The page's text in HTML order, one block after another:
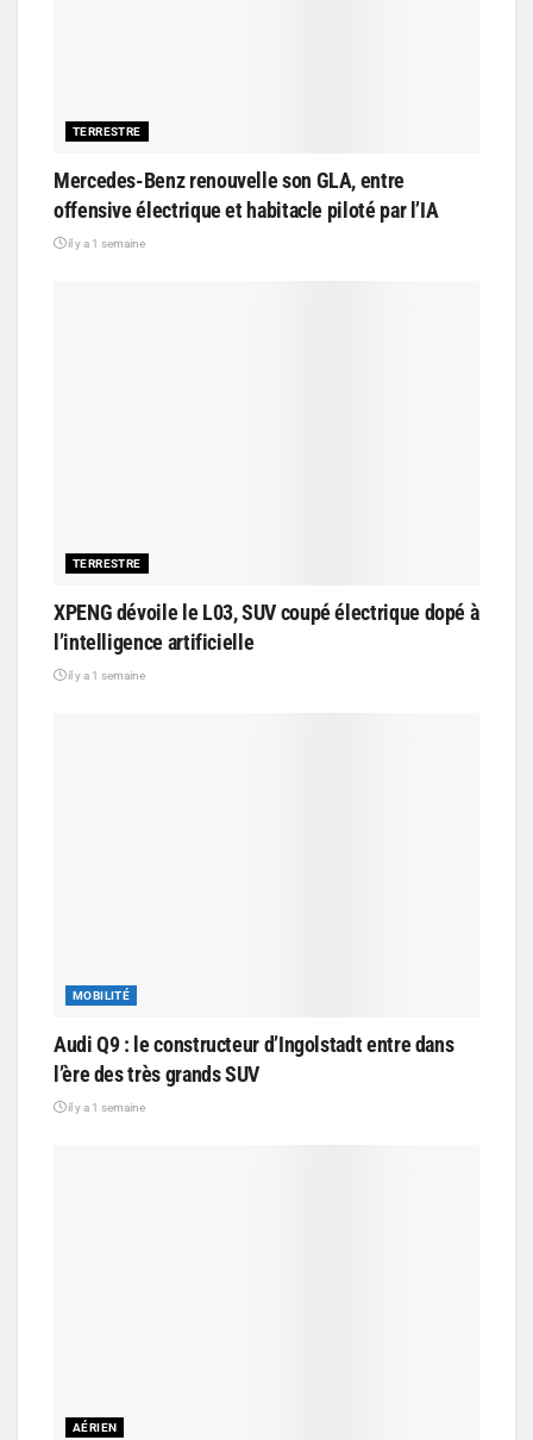
TERRESTRE
Mercedes-Benz renouvelle son GLA, entre
offensive électrique et habitacle piloté par l’IA
il y a 1 semaine
TERRESTRE
XPENG dévoile le L03, SUV coupé électrique dopé à
l’intelligence artificielle
il y a 1 semaine
MOBILITÉ
Audi Q9 : le constructeur d’Ingolstadt entre dans
l’ère des très grands SUV
il y a 1 semaine
AÉRIEN